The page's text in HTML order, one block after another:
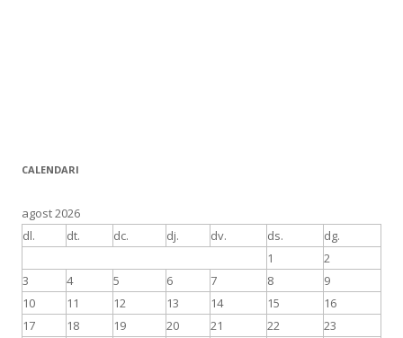
CALENDARI
agost 2026
dl.
dt. dc. dj. dv. ds. dg.
1
2
3
4 5 6 7 8
9
10
11 12 13 14 15
16
17
18 19 20 21 22
23